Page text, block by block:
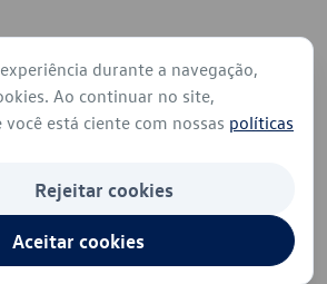
durante a navegação,
Ao continuar no site,
está ciente com nossas políticas
Rejeitar cookies
Aceitar cookies